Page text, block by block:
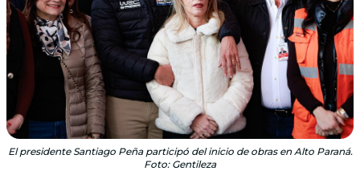
El presidente Santiago Peña participó del inicio de obras en Alto Paraná.
Foto: Gentileza